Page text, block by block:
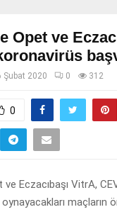
Opet ve
Şubat 2020 0 312
0
Eczacıbaşı VitrA,
oynayacakları maçların